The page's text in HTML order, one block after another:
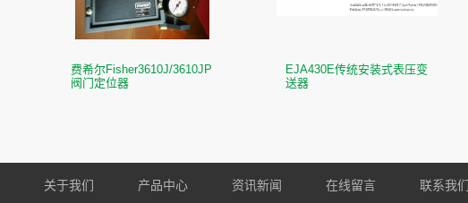
费希尔Fisher3610J/3610JP
阀门定位器
EJA430E传统安装式表压变
送器
关于我们 产品中心 资讯新闻 在线留言 联系我